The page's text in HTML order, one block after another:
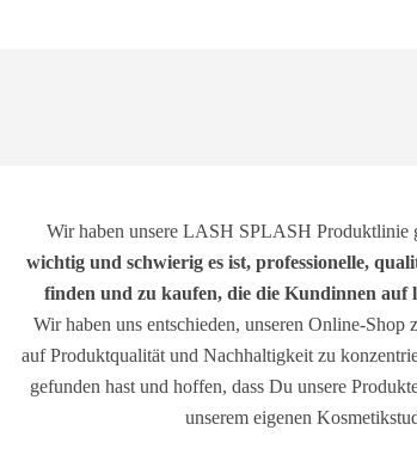
Wir haben unsere LASH SPLASH Produktlinie
wichtig und schwierig es ist, professionelle,
finden und zu kaufen, die die Kundinnen auf
Wir haben uns entschieden, unseren Online-Shop
auf Produktqualität und Nachhaltigkeit zu
gefunden hast und hoffen, dass Du unsere
unserem eigenen